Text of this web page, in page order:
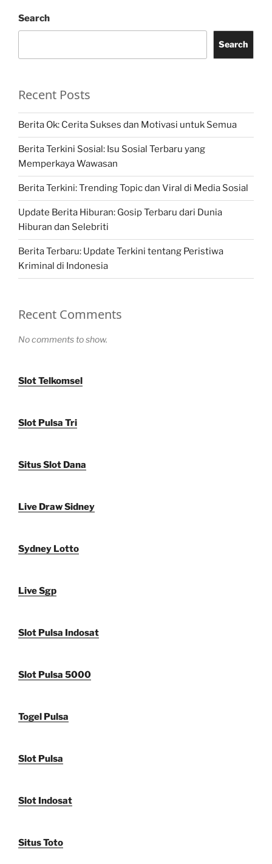
Search
Search
Recent Posts
Berita Ok: Cerita Sukses dan Motivasi untuk Semua
Berita Terkini Sosial: Isu Sosial Terbaru yang
Memperkaya Wawasan
Berita Terkini: Trending Topic dan Viral di Media Sosial
Update Berita Hiburan: Gosip Terbaru dari Dunia
Hiburan dan Selebriti
Berita Terbaru: Update Terkini tentang Peristiwa
Kriminal di Indonesia
Recent Comments
No comments to show.
Slot Telkomsel
Slot Pulsa Tri
Situs Slot Dana
Live Draw Sidney
Sydney Lotto
Live Sgp
Slot Pulsa Indosat
Slot Pulsa 5000
Togel Pulsa
Slot Pulsa
Slot Indosat
Situs Toto